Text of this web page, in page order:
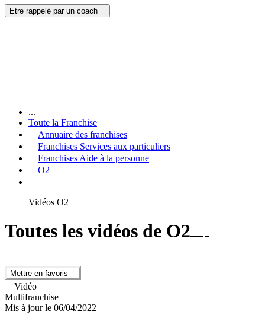
Etre rappelé par un coach
...
Toute la Franchise
Annuaire des franchises
Franchises Services aux particuliers
Franchises Aide à la personne
O2
Vidéos O2
Toutes les vidéos de O2
Mettre en favoris
Vidéo
Multifranchise
Mis à jour le 06/04/2022